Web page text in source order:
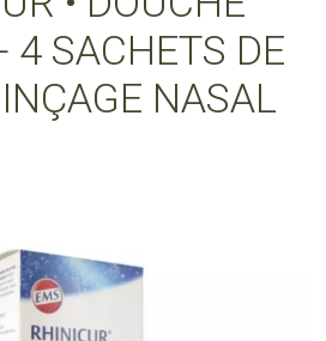
4 SACHETS DE
NASAL